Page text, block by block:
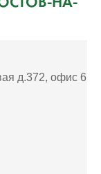
НА-
д.372, офис 6